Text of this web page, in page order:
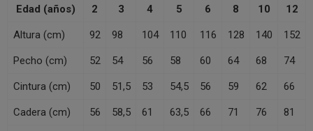
Edad (años) 2 3 4 5 6 8 10 12
Altura (cm) 92 98 104 110 116 128 140 152
Pecho (cm) 52 54 56 58 60 64 68 74
Cintura (cm) 50 51,5 53 54,5 56 59 62 66
Cadera (cm) 56 58,5 61 63,5 66 71 76 81